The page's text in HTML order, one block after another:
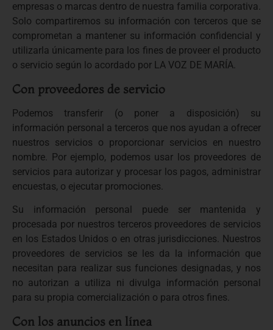
empresas o marcas dentro de nuestra familia corporativa.
Solo compartiremos su información con terceros que se
comprometan a mantener su información confidencial y
utilizarla únicamente para los fines de proveer el producto
o servicio según lo acordado por LA VOZ DE MARÍA.
Con proveedores de servicio
Podemos transferir (o poner a disposición) su
información personal a terceros que nos ayudan a ofrecer
nuestros servicios o proporcionar servicios en nuestro
nombre. Por ejemplo, podemos usar los proveedores de
servicios para autorizar y procesar los pagos, administrar
encuestas, o ejecutar promociones.
Su información personal puede ser mantenida y
procesada por nuestros terceros proveedores de servicios
en los Estados Unidos o en otras jurisdicciones. Nuestros
proveedores de servicios se les da la información que
necesitan para realizar sus funciones designadas, y nos
no autorizan a utiliza ni divulga información personal
para su propia comercialización o para otros fines.
Con los anuncios en línea